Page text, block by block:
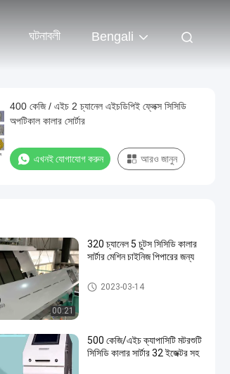
ঘটনাবলী Bengali
400 কেজি / এইচ 2 চ্যানেল এইচডিপিই ফ্লেক্স সিসিডি
অপটিকাল কালার সোর্টার
এখনই যোগাযোগ করুন আরও জানুন
00:21
320 চ্যানেল 5 চুটস সিসিডি কালার
সার্টার মেশিন চাইনিজ পিপারের জন্য
অপটিক্যাল বাছাই মেশিন
2023-03-14
500 কেজি/এইচ ক্যাপাসিটি মটরশুটি
সিসিডি কালার সার্টার 32 ইজেক্টর সহ